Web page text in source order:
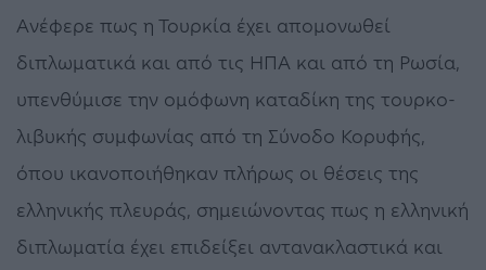
Ανέφερε πως η Τουρκία έχει απομονωθεί
διπλωματικά και από τις ΗΠΑ και από τη Ρωσία,
υπενθύμισε την ομόφωνη καταδίκη της τουρκο-
λιβυκής συμφωνίας από τη Σύνοδο Κορυφής,
όπου ικανοποιήθηκαν πλήρως οι θέσεις της
ελληνικής πλευράς, σημειώνοντας πως η ελληνική
διπλωματία έχει επιδείξει αντανακλαστικά και